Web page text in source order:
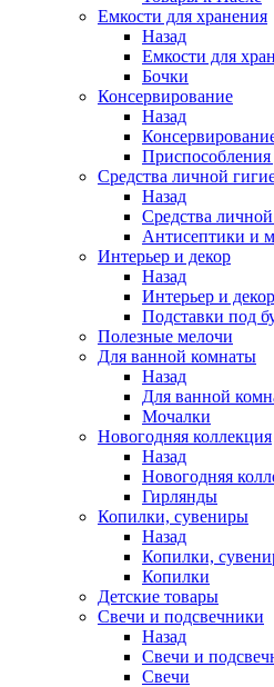
Емкости для хранения
Назад
Емкости для
Бочки
Консервирование
Назад
Приспособления
Средства личной
Назад
Средства
Антисептики и
Интерьер и декор
Назад
Интерьер и декор
Подставки под
Полезные мелочи
Для ванной комнаты
Назад
Для ванной
Мочалки
Новогодняя коллекция
Назад
Новогодняя
Гирлянды
Копилки, сувениры
Назад
Копилки,
Копилки
Детские товары
Свечи и подсвечники
Назад
Свечи и
Свечи